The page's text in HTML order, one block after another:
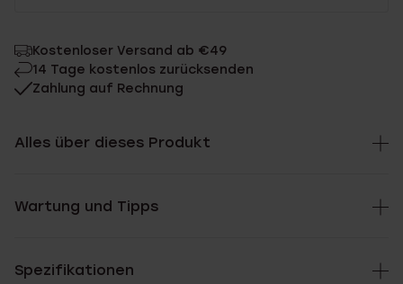
Kostenloser Versand ab €49
14 Tage kostenlos zurücksenden
Zahlung auf Rechnung
Alles über dieses Produkt
Wartung und Tipps
Spezifikationen